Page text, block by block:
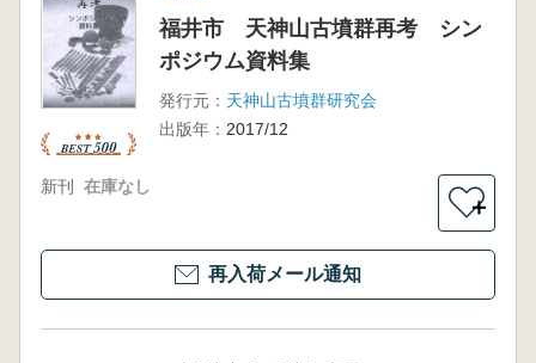
福井市 天神山古墳群再考 シン
ポジウム資料集
発行元： 天神山古墳群研究会
出版年： 2017/12
新刊 在庫なし
＋
再入荷メール通知